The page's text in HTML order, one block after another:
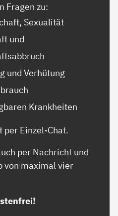
Fragen zu:
Sexualität
und
und Verhütung
Krankheiten
per Einzel-Chat.
per Nachricht und
von maximal vier